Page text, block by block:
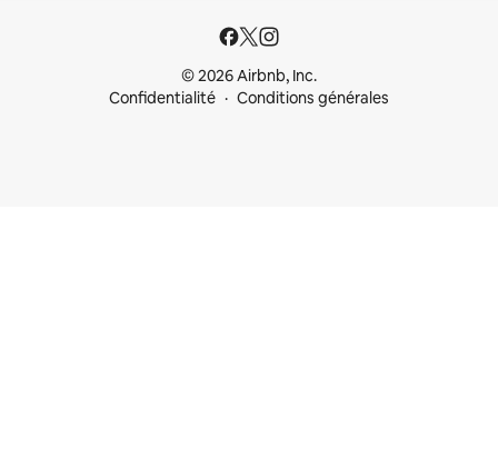
© 2026 Airbnb, Inc.
Confidentialité
Conditions générales